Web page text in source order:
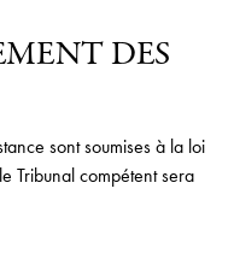
DES
sont soumises à la loi
Tribunal compétent sera